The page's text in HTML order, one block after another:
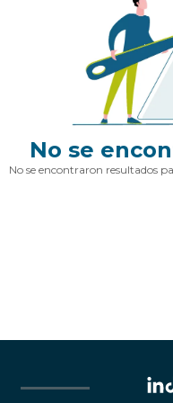
No se
No se encontraron resultados